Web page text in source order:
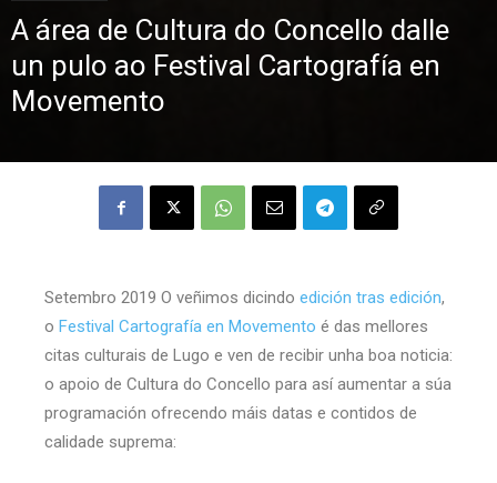
A área de Cultura do Concello dalle
un pulo ao Festival Cartografía en
Movemento
Setembro 2019 O veñimos dicindo edición tras edición,
o Festival Cartografía en Movemento é das mellores
citas culturais de Lugo e ven de recibir unha boa noticia:
o apoio de Cultura do Concello para así aumentar a súa
programación ofrecendo máis datas e contidos de
calidade suprema: